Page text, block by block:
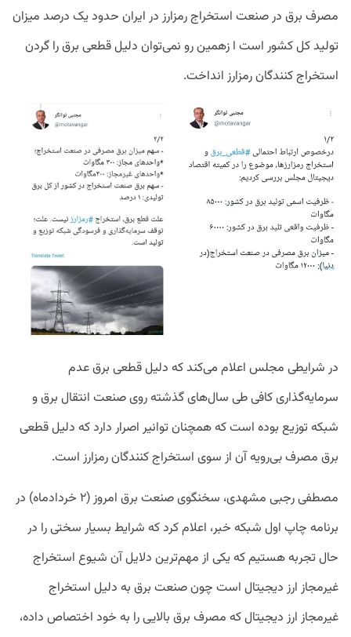
مصرف برق در صنعت استخراج رمزارز در ایران حدود یک درصد میزان
تولید کل کشور است ا زهمین رو نمی‌توان دلیل قطعی برق را گردن
استخراج کنندگان رمزارز انداخت.
در شرایطی مجلس اعلام می‌کند که دلیل قطعی برق عدم
سرمایه‌گذاری کافی طی سال‌های گذشته روی صنعت انتقال برق و
شبکه توزیع بوده است که همچنان توانیر اصرار دارد که دلیل قطعی
برق مصرف بی‌رویه آن از سوی استخراج کنندگان رمزارز است.
مصطفی رجبی مشهدی، سخنگوی صنعت برق امروز (۲ خردادماه) در
برنامه چاپ اول شبکه خبر، اعلام کرد که شرایط بسیار سختی را در
حال تجربه هستیم که یکی از مهم‌ترین دلایل آن شیوع استخراج
غیرمجاز ارز دیجیتال است چون صنعت برق به دلیل استخراج
غیرمجاز ارز دیجیتال که مصرف برق بالایی را به خود اختصاص داده،